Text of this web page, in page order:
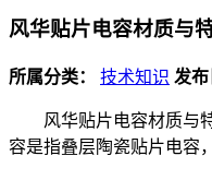
风华贴片电容材质与
所属分类： 技术知识 发布
风华贴片电容材质与特
容是指叠层陶瓷贴片电容